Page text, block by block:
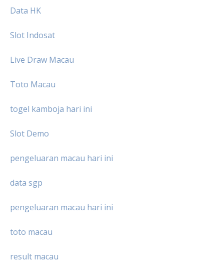
Data HK
Slot Indosat
Live Draw Macau
Toto Macau
togel kamboja hari ini
Slot Demo
pengeluaran macau hari ini
data sgp
pengeluaran macau hari ini
toto macau
result macau